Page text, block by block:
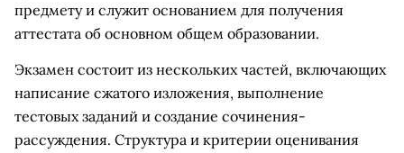
предмету и служит основанием для получения
аттестата об основном общем образовании.
Экзамен состоит из нескольких частей, включающих
написание сжатого изложения, выполнение
тестовых заданий и создание сочинения-
рассуждения. Структура и критерии оценивания